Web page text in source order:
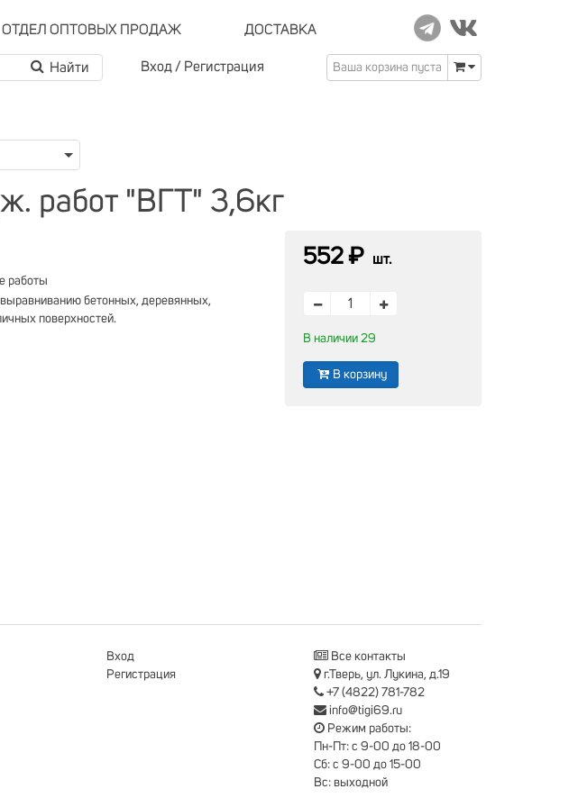
ОТДЕЛ ОПТОВЫХ ПРОДАЖ ДОСТАВКА
Вход / Регистрация Ваша корзина пуста
работ "ВГТ" 3,6кг
работы
бетонных, деревянных,
поверхностей.
552 ₽ шт.
В наличии 29
В корзину
Вход
Регистрация
Все контакты
г.Тверь, ул. Лукина, д.19
+7 (4822) 781-782
info@tigi69.ru
Режим работы:
Пн-Пт: с 9-00 до 18-00
Сб: с 9-00 до 15-00
Вс: выходной